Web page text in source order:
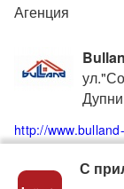
Агенция
http://
phone С